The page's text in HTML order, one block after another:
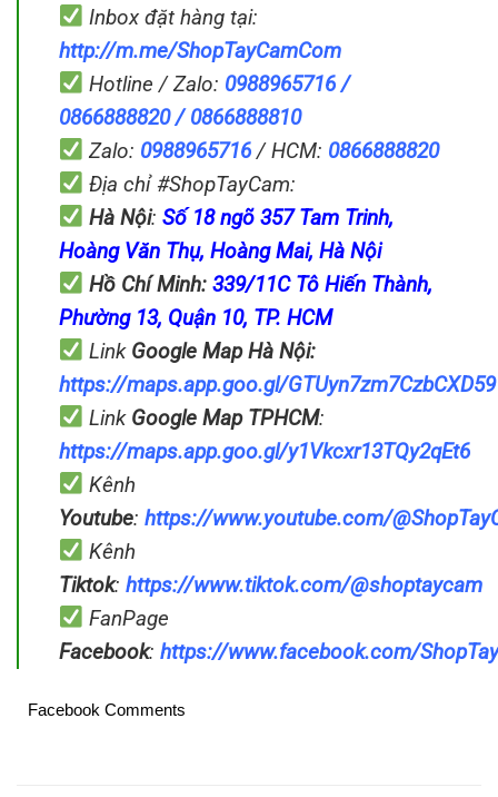
Inbox đặt hàng tại:
http://m.me/ShopTayCamCom
Hotline / Zalo: 0988965716 /
0866888820 / 0866888810
Zalo: 0988965716 / HCM: 0866888820
Địa chỉ #ShopTayCam:
Hà Nội: Số 18 ngõ 357 Tam Trinh,
Hoàng Văn Thụ, Hoàng Mai, Hà Nội
Hồ Chí Minh: 339/11C Tô Hiến Thành,
Phường 13, Quận 10, TP. HCM
Link Google Map Hà Nội:
https://maps.app.goo.gl/GTUyn7zm7CzbCXD59
Link Google Map TPHCM:
https://maps.app.goo.gl/y1Vkcxr13TQy2qEt6
Kênh
Youtube: https://www.youtube.com/
Kênh
Tiktok: https://www.tiktok.com/@shoptaycam
FanPage
Facebook: https://www.facebook.com/
Facebook Comments